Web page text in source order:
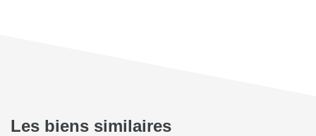
Les biens similaires